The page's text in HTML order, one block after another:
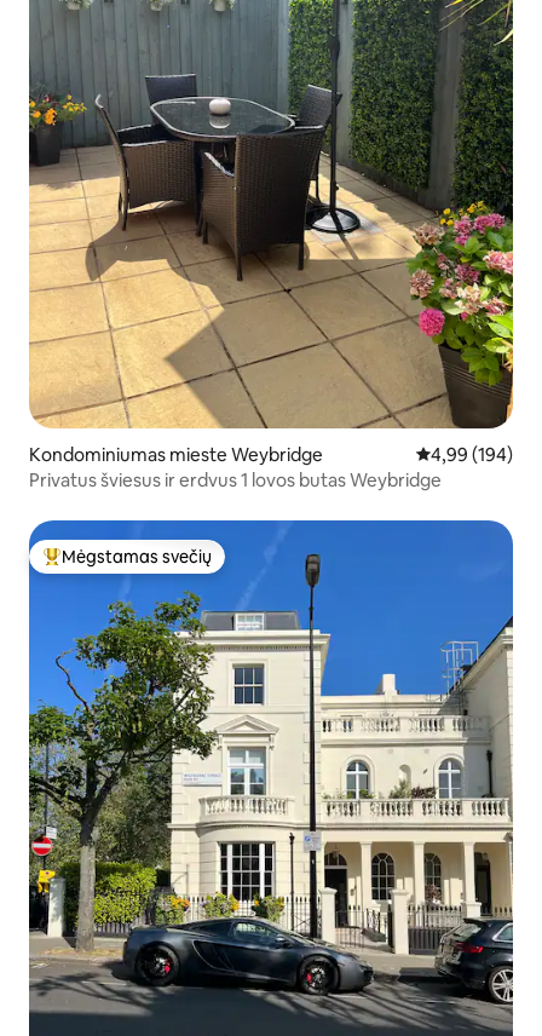
Kondominiumas mieste Weybridge Vidutinis
4,99 (194)
Privatus šviesus ir erdvus 1 lovos butas Weybridge
Svečių mėgstamiausias
Mėgstamas svečių